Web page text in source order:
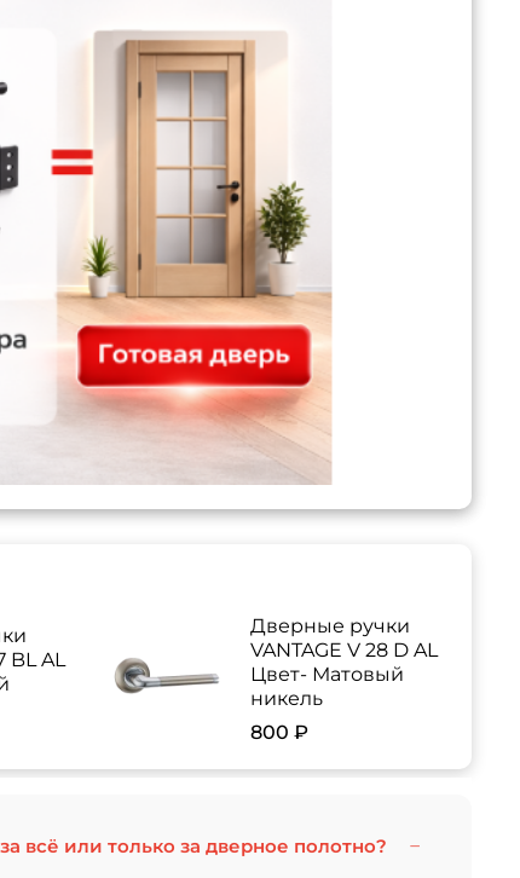
BL AL
Дверные ручки
VANTAGE V 28 D AL
Цвет- Матовый
никель
800 ₽
всё или только за дверное полотно?